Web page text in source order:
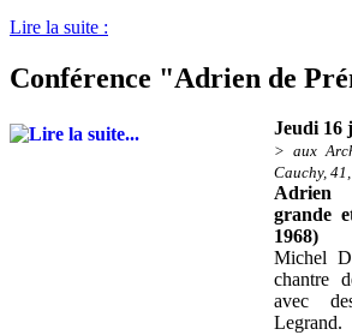
Lire la suite :
Conférence "Adrien de
Jeudi 16
> aux
Cauchy,
Adrien
grande
1968)
Michel
chantre
avec
Legrand.